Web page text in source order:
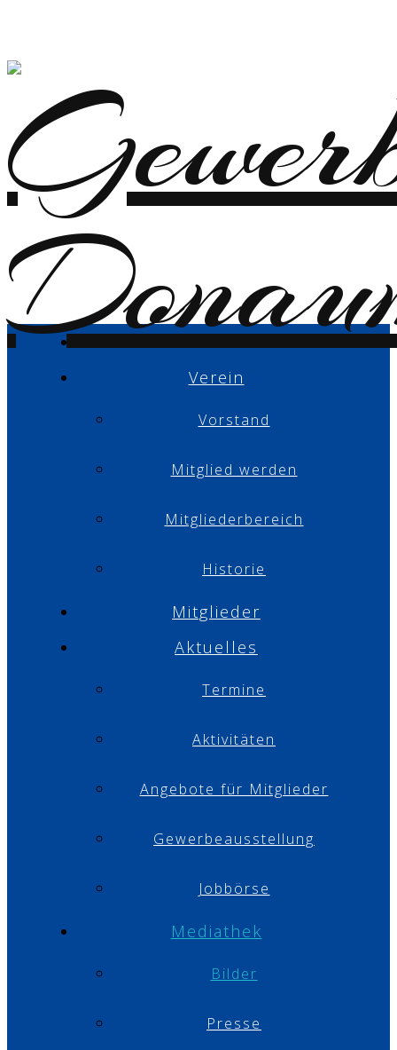
Verein
Vorstand
Mitglied werden
Mitgliederbereich
Historie
Mitglieder
Aktuelles
Termine
Aktivitäten
Angebote für Mitglieder
Gewerbeausstellung
Jobbörse
Mediathek
Bilder
Presse